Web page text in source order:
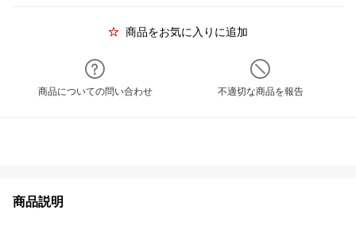
商品をお気に入りに追加
商品についての問い合わせ 不適切な商品を報告
商品説明